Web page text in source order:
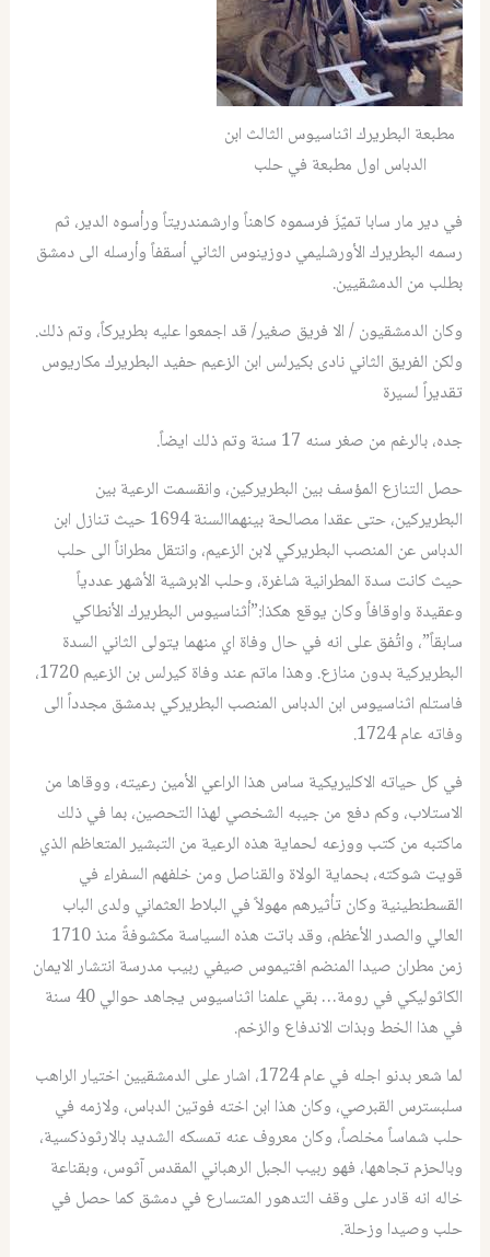
مطبعة البطريرك اثناسيوس الثالث ابن
الدباس اول مطبعة في حلب
في دير مار سابا تميّزَ فرسموه كاهناً وارشمندريتاً ورأسوه الدير، ثم
رسمه البطريرك الأورشليمي دوزينوس الثاني أسقفاً وأرسله الى دمشق
بطلب من الدمشقيين.
وكان الدمشقيون / الا فريق صغير/ قد اجمعوا عليه بطريركاً، وتم ذلك.
ولكن الفريق الثاني نادى بكيرلس ابن الزعيم حفيد البطريرك مكاريوس
تقديراً لسيرة
جده، بالرغم من صغر سنه 17 سنة وتم ذلك ايضاً.
حصل التنازع المؤسف بين البطريركين، وانقسمت الرعية بين
البطريركين، حتى عقدا مصالحة بينهماالسنة 1694 حيث تنازل ابن
الدباس عن المنصب البطريركي لابن الزعيم، وانتقل مطراناً الى حلب
حيث كانت سدة المطرانية شاغرة، وحلب الابرشية الأشهر عددياً
وعقيدة واوقافاً وكان يوقع هكذا:”أثناسيوس البطريرك الأنطاكي
سابقاً”، واتُفق على انه في حال وفاة اي منهما يتولى الثاني السدة
البطريركية بدون منازع. وهذا ماتم عند وفاة كيرلس بن الزعيم 1720،
فاستلم اثناسيوس ابن الدباس المنصب البطريركي بدمشق مجدداً الى
وفاته عام 1724.
في كل حياته الاكليريكية ساس هذا الراعي الأمين رعيته، ووقاها من
الاستلاب، وكم دفع من جيبه الشخصي لهذا التحصين، بما في ذلك
ماكتبه من كتب ووزعه لحماية هذه الرعية من التبشير المتعاظم الذي
قويت شوكته، بحماية الولاة والقناصل ومن خلفهم السفراء في
القسطنطينية وكان تأثيرهم مهولاً في البلاط العثماني ولدى الباب
العالي والصدر الأعظم، وقد باتت هذه السياسة مكشوفةً منذ 1710
زمن مطران صيدا المنضم افتيموس صيفي ربيب مدرسة انتشار الايمان
الكاثوليكي في رومة… بقي علمنا اثناسيوس يجاهد حوالي 40 سنة
في هذا الخط وبذات الاندفاع والزخم.
لما شعر بدنو اجله في عام 1724، اشار على الدمشقيين اختيار الراهب
سلبسترس القبرصي، وكان هذا ابن اخته فوتين الدباس، ولازمه في
حلب شماساً مخلصاً، وكان معروف عنه تمسكه الشديد بالارثوذكسية،
وبالحزم تجاهها، فهو ربيب الجبل الرهباني المقدس آثوس، وبقناعة
خاله انه قادر على وقف التدهور المتسارع في دمشق كما حصل في
حلب وصيدا وزحلة.